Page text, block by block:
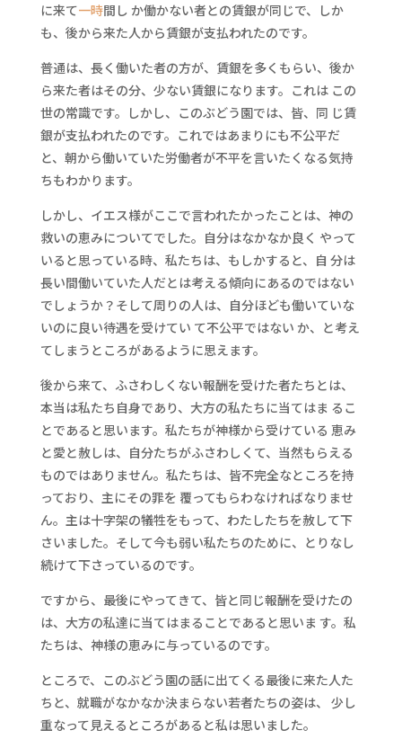
に来て一時間し か働かない者との賃銀が同じで、しか
も、後から来た人から賃銀が支払われたのです。
普通は、長く働いた者の方が、賃銀を多くもらい、後か
ら来た者はその分、少ない賃銀になります。これは この
世の常識です。しかし、このぶどう園では、皆、同 じ賃
銀が支払われたのです。これではあまりにも不公平だ
と、朝から働いていた労働者が不平を言いたくなる気持
ちもわかります。
しかし、イエス様がここで言われたかったことは、神の
救いの恵みについてでした。自分はなかなか良く やって
いると思っている時、私たちは、もしかすると、自 分は
長い間働いていた人だとは考える傾向にあるのではない
でしょうか？そして周りの人は、自分ほども働いていな
いのに良い待遇を受けてい て不公平ではない か、と考え
てしまうところがあるように思えます。
後から来て、ふさわしくない報酬を受けた者たちとは、
本当は私たち自身であり、大方の私たちに当てはま るこ
とであると思います。私たちが神様から受けている 恵み
と愛と赦しは、自分たちがふさわしくて、当然もらえる
ものではありません。私たちは、皆不完全なところを持
っており、主にその罪を 覆ってもらわなければなりませ
ん。主は十字架の犠牲をもって、わたしたちを赦して下
さいました。そして今も弱い私たちのために、とりなし
続けて下さっているのです。
ですから、最後にやってきて、皆と同じ報酬を受けたの
は、大方の私達に当てはまることであると思いま す。私
たちは、神様の恵みに与っているのです。
ところで、このぶどう園の話に出てくる最後に来た人た
ちと、就職がなかなか決まらない若者たちの姿は、 少し
重なって見えるところがあると私は思いました。